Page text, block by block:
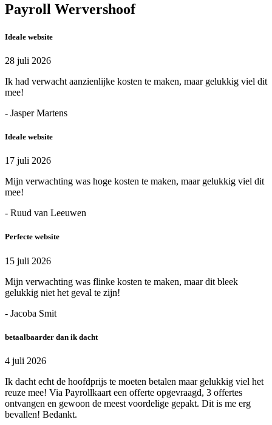
Payroll Wervershoof
Ideale website
28 juli 2026
Ik had verwacht aanzienlijke kosten te maken, maar gelukkig viel dit
mee!
- Jasper Martens
Ideale website
17 juli 2026
Mijn verwachting was hoge kosten te maken, maar gelukkig viel dit
mee!
- Ruud van Leeuwen
Perfecte website
15 juli 2026
Mijn verwachting was flinke kosten te maken, maar dit bleek
gelukkig niet het geval te zijn!
- Jacoba Smit
betaalbaarder dan ik dacht
4 juli 2026
Ik dacht echt de hoofdprijs te moeten betalen maar gelukkig viel het
reuze mee! Via Payrollkaart een offerte opgevraagd, 3 offertes
ontvangen en gewoon de meest voordelige gepakt. Dit is me erg
bevallen! Bedankt.